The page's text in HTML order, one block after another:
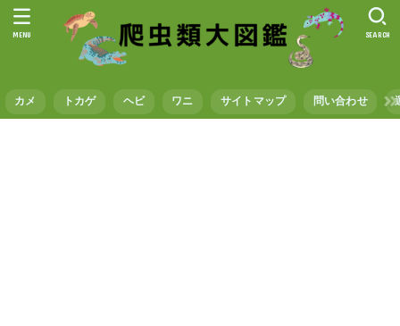
カメ トカゲ ヘビ ワニ サイトマップ 問い合わせ
SEARCH
MENU